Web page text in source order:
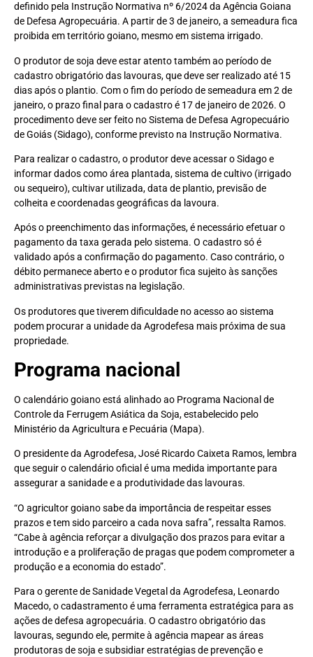
definido pela Instrução Normativa nº 6/2024 da Agência Goiana
de Defesa Agropecuária. A partir de 3 de janeiro, a semeadura fica
proibida em território goiano, mesmo em sistema irrigado.
O produtor de soja deve estar atento também ao período de
cadastro obrigatório das lavouras, que deve ser realizado até 15
dias após o plantio. Com o fim do período de semeadura em 2 de
janeiro, o prazo final para o cadastro é 17 de janeiro de 2026. O
procedimento deve ser feito no Sistema de Defesa Agropecuário
de Goiás (Sidago), conforme previsto na Instrução Normativa.
Para realizar o cadastro, o produtor deve acessar o Sidago e
informar dados como área plantada, sistema de cultivo (irrigado
ou sequeiro), cultivar utilizada, data de plantio, previsão de
colheita e coordenadas geográficas da lavoura.
Após o preenchimento das informações, é necessário efetuar o
pagamento da taxa gerada pelo sistema. O cadastro só é
validado após a confirmação do pagamento. Caso contrário, o
débito permanece aberto e o produtor fica sujeito às sanções
administrativas previstas na legislação.
Os produtores que tiverem dificuldade no acesso ao sistema
podem procurar a unidade da Agrodefesa mais próxima de sua
propriedade.
Programa nacional
O calendário goiano está alinhado ao Programa Nacional de
Controle da Ferrugem Asiática da Soja, estabelecido pelo
Ministério da Agricultura e Pecuária (Mapa).
O presidente da Agrodefesa, José Ricardo Caixeta Ramos, lembra
que seguir o calendário oficial é uma medida importante para
assegurar a sanidade e a produtividade das lavouras.
“O agricultor goiano sabe da importância de respeitar esses
prazos e tem sido parceiro a cada nova safra”, ressalta Ramos.
“Cabe à agência reforçar a divulgação dos prazos para evitar a
introdução e a proliferação de pragas que podem comprometer a
produção e a economia do estado”.
Para o gerente de Sanidade Vegetal da Agrodefesa, Leonardo
Macedo, o cadastramento é uma ferramenta estratégica para as
ações de defesa agropecuária. O cadastro obrigatório das
lavouras, segundo ele, permite à agência mapear as áreas
produtoras de soja e subsidiar estratégias de prevenção e